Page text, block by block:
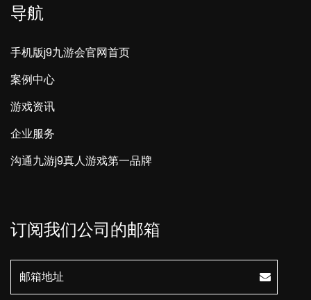
导航
手机版j9九游会官网首页
案例中心
游戏资讯
企业服务
沟通九游j9真人游戏第一品牌
订阅我们公司的邮箱